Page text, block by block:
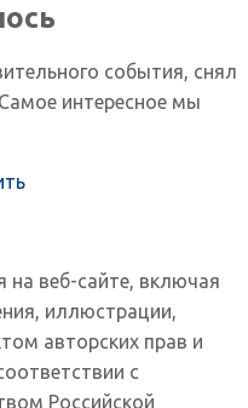
события, снял
интересное мы
веб-сайте, включая
иллюстрации,
авторских прав и
с
Российской